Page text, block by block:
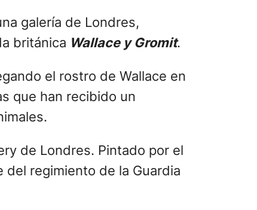
galería de Londres,
británica Wallace y Gromit.
el rostro de Wallace en
que han recibido un
de Londres. Pintado por el
regimiento de la Guardia